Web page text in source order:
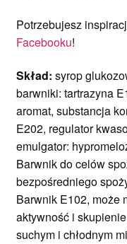
Potrzebujesz
Facebooku!
Skład: syrop
barwniki: tartrazyna
aromat, substancja
E202, regulator
emulgator:
Barwnik do celów
bezpośredniego
Barwnik E102, może
aktywność i
suchym i chłodnym